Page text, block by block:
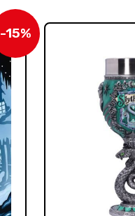
-15%